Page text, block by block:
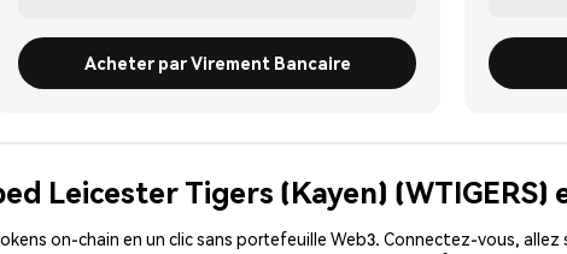
Acheter par Virement Bancaire
Leicester Tigers (Kayen)
on-chain en un clic sans portefeuille Web3. Connectez-vous, allez